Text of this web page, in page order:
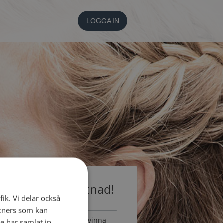
LOGGA IN
utan kostnad!
Man Kvinna
Vi delar också
som kan